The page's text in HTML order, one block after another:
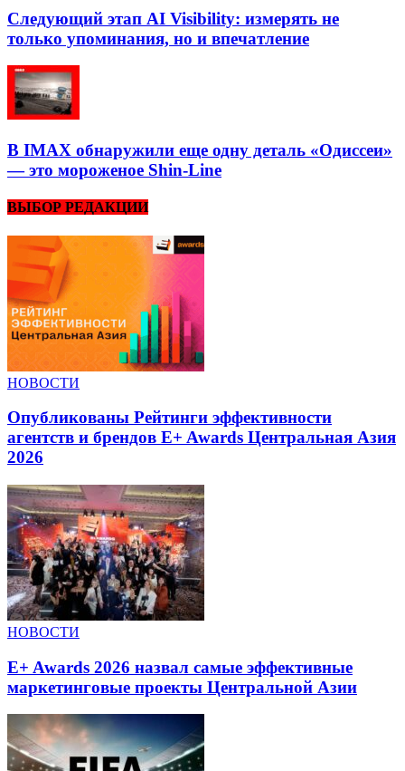
Следующий этап AI Visibility: измерять не
только упоминания, но и впечатление
В IMAX обнаружили еще одну деталь «Одиссеи»
— это мороженое Shin-Line
ВЫБОР РЕДАКЦИИ
НОВОСТИ
Опубликованы Рейтинги эффективности
агентств и брендов E+ Awards Центральная Азия
2026
НОВОСТИ
E+ Awards 2026 назвал самые эффективные
маркетинговые проекты Центральной Азии